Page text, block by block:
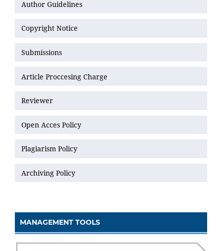
Author Guidelines
Copyright Notice
Submissions
Article Proccesing Charge
Reviewer
Open Acces Policy
Plagiarism Policy
Archiving Policy
MANAGEMENT TOOLS